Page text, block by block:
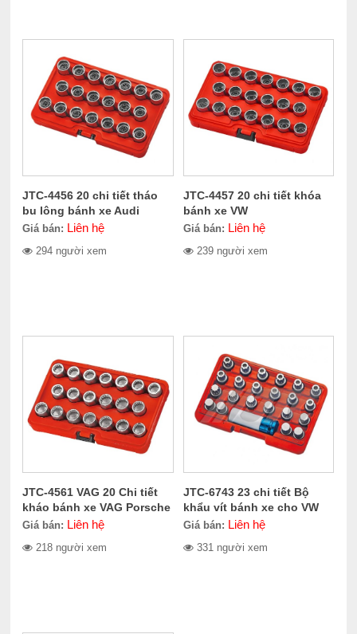
JTC-4456 20 chi tiết tháo
bu lông bánh xe Audi
Giá bán: Liên hệ
294 người xem
JTC-4457 20 chi tiết khóa
bánh xe VW
Giá bán: Liên hệ
239 người xem
JTC-4561 VAG 20 Chi tiết
kháo bánh xe VAG Porsche
Giá bán: Liên hệ
218 người xem
JTC-6743 23 chi tiết Bộ
khẩu vít bánh xe cho VW
Giá bán: Liên hệ
331 người xem